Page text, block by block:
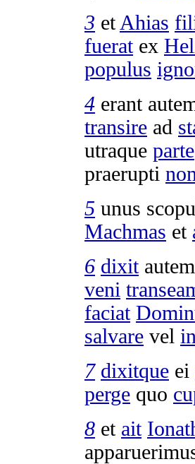
3 et Ahias
fueratex
populus
4 erant
transire ad
utraque parte
praerupti
5 unus
Machmas et
6 dixitautem
veni
faciat
salvare vel in
7 dixitque ei
perge quo
8 et ait